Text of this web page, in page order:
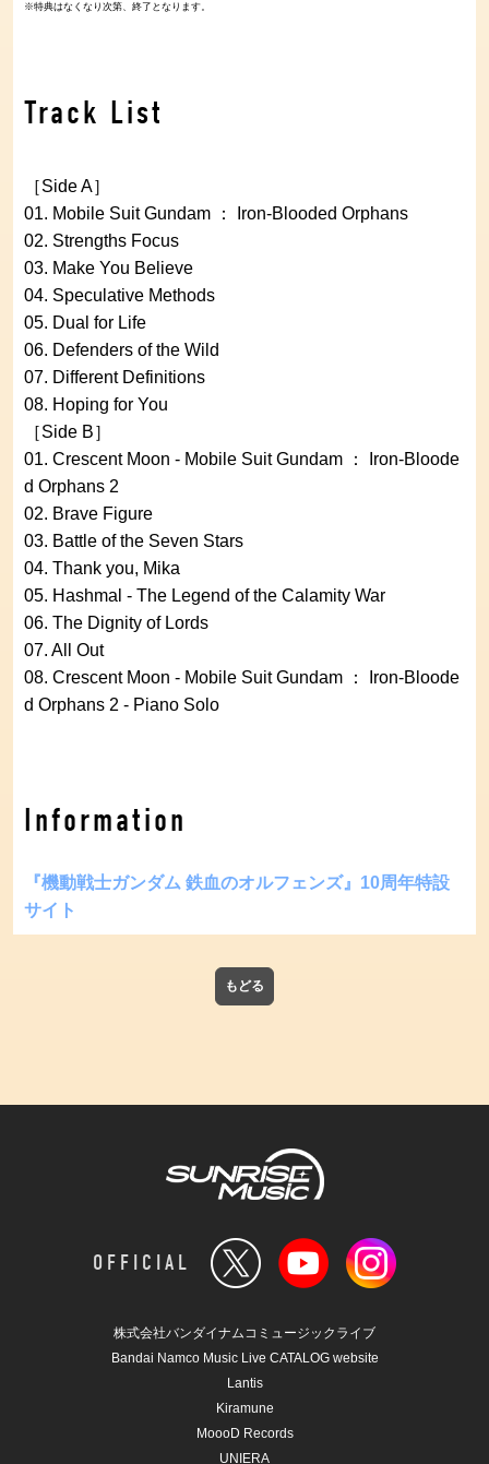
※特典はなくなり次第、終了となります。
Track List
［Side A］
01. Mobile Suit Gundam ： Iron-Blooded Orphans
02. Strengths Focus
03. Make You Believe
04. Speculative Methods
05. Dual for Life
06. Defenders of the Wild
07. Different Definitions
08. Hoping for You
［Side B］
01. Crescent Moon - Mobile Suit Gundam ： Iron-Bloode
d Orphans 2
02. Brave Figure
03. Battle of the Seven Stars
04. Thank you, Mika
05. Hashmal - The Legend of the Calamity War
06. The Dignity of Lords
07. All Out
08. Crescent Moon - Mobile Suit Gundam ： Iron-Bloode
d Orphans 2 - Piano Solo
Information
『機動戦士ガンダム 鉄血のオルフェンズ』10周年特設
サイト
もどる
OFFICIAL
株式会社バンダイナムコミュージックライブ
Bandai Namco Music Live CATALOG website
Lantis
Kiramune
MoooD Records
UNIERA